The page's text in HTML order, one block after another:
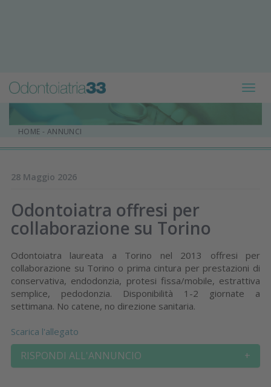
HOME - ANNUNCI
28 Maggio 2026
Odontoiatra offresi per
collaborazione su Torino
Odontoiatra laureata a Torino nel 2013 offresi per
collaborazione su Torino o prima cintura per prestazioni di
conservativa, endodonzia, protesi fissa/mobile, estrattiva
semplice, pedodonzia. Disponibilità 1-2 giornate a
settimana. No catene, no direzione sanitaria.
Scarica l'allegato
+
RISPONDI ALL'ANNUNCIO